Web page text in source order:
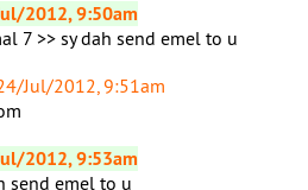
2012, 9:50am
7 >> sy dah send emel to u
Jul/2012, 9:51am
2012, 9:53am
send emel to u